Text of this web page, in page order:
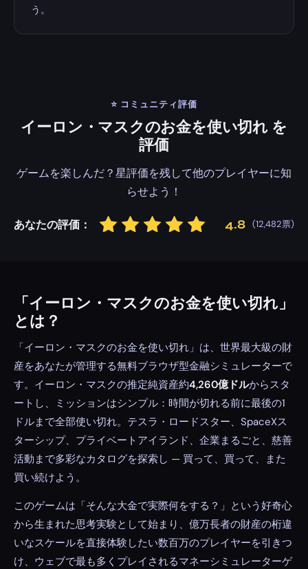
う。
⭐ コミュニティ評価
イーロン・マスクのお金を使い切れ を
評価
ゲームを楽しんだ？星評価を残して他のプレイヤーに知
らせよう！
あなたの評価： 4.8 (12,482票)
「イーロン・マスクのお金を使い切れ」
とは？
「イーロン・マスクのお金を使い切れ」は、世界最大級の財
産をあなたが管理する無料ブラウザ型金融シミュレーターで
す。イーロン・マスクの推定純資産約4,260億ドルからスタ
ートし、ミッションはシンプル：時間が切れる前に最後の1
ドルまで全部使い切れ。テスラ・ロードスター、SpaceXス
ターシップ、プライベートアイランド、企業まるごと、慈善
活動まで多彩なカタログを探索し — 買って、買って、また
買い続けよう。
このゲームは「そんな大金で実際何をする？」という好奇心
から生まれた思考実験として始まり、億万長者の財産の桁違
いなスケールを直接体験したい数百万のプレイヤーを引きつ
け、ウェブで最も多くプレイされるマネーシミュレーターゲ